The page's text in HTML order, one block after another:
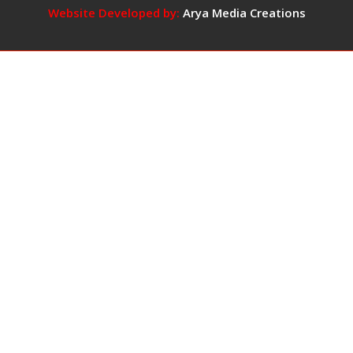
वायरल,
Website Developed by: Arya Media Creations